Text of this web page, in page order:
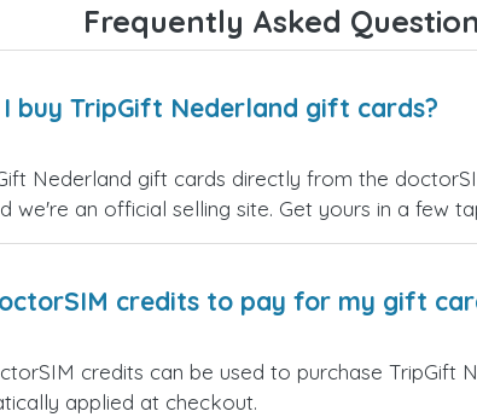
Frequently Asked
buy TripGift Nederland gift cards?
Nederland gift cards directly from the
we're an official selling site. Get yours in a few
credits to pay for my gift
credits can be used to purchase TripGift
applied at checkout.